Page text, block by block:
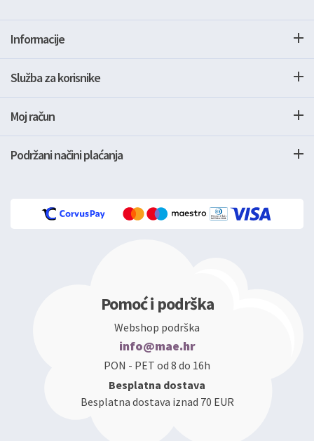
Informacije
Služba za korisnike
Moj račun
Podržani načini plaćanja
Pomoć i podrška
Webshop podrška
info@mae.hr
PON - PET od 8 do 16h
Besplatna dostava
Besplatna dostava iznad 70 EUR